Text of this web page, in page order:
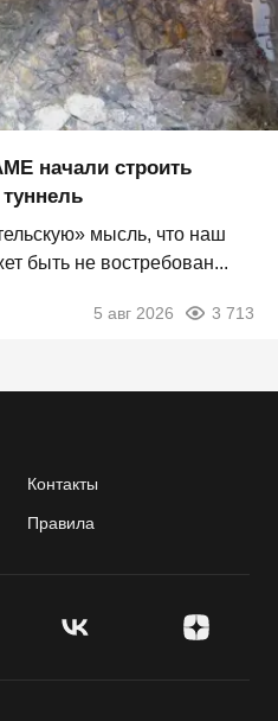
начали строить
мысль, что наш
быть не востребован...
5 авг 2026 3 713
Контакты
Правила